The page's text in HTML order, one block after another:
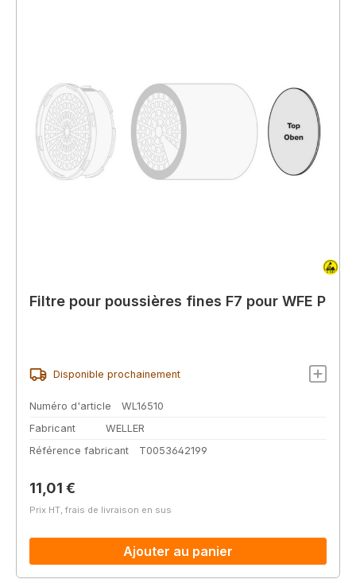
Filtre pour poussières fines F7 pour WFE P
Disponible prochainement
Numéro d'article
WL16510
Fabricant
WELLER
Référence fabricant
T0053642199
Prix régulier :
11,01 €
Prix HT, frais de livraison en sus
Ajouter au panier